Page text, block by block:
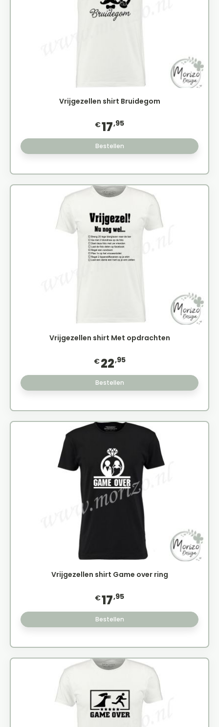
Vrijgezellen shirt Bruidegom
€17,95
Bestellen
Vrijgezellen shirt Met opdrachten
€22,95
Bestellen
Vrijgezellen shirt Game over ring
€17,95
Bestellen